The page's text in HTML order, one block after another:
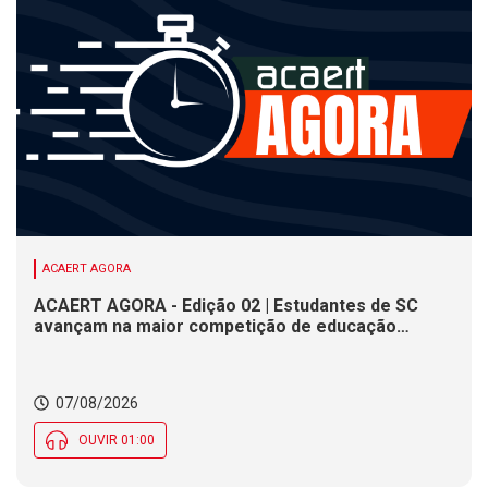
ACAERT AGORA
ACAERT AGORA - Edição 02 | Estudantes de SC
avançam na maior competição de educação
Social nesta sexta (7)
07/08/2026
OUVIR 01:00